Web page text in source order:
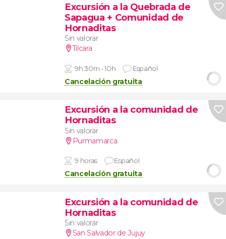
Excursión a la Quebrada de
Sapagua + Comunidad de
Hornaditas
Sin valorar
Tilcara
9h 30m - 10h Español
Cancelación gratuita
Excursión a la comunidad de
Hornaditas
Sin valorar
Purmamarca
9 horas Español
Cancelación gratuita
Excursión a la comunidad de
Hornaditas
Sin valorar
San Salvador de Jujuy